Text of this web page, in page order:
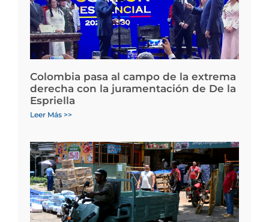
Colombia pasa al campo de la extrema
derecha con la juramentación de De la
Espriella
Leer Más >>